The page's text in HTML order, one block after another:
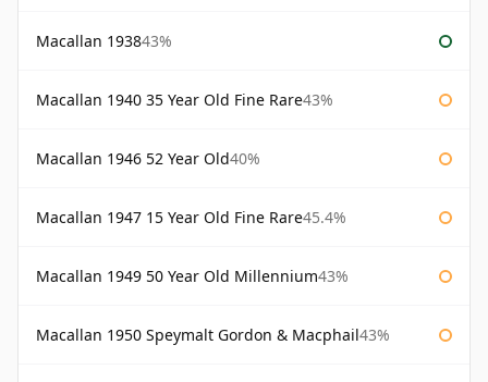
Macallan 193843%
Macallan 1940 35 Year Old Fine Rare43%
Macallan 1946 52 Year Old40%
Macallan 1947 15 Year Old Fine Rare45.4%
Macallan 1949 50 Year Old Millennium43%
Macallan 1950 Speymalt Gordon & Macphail43%